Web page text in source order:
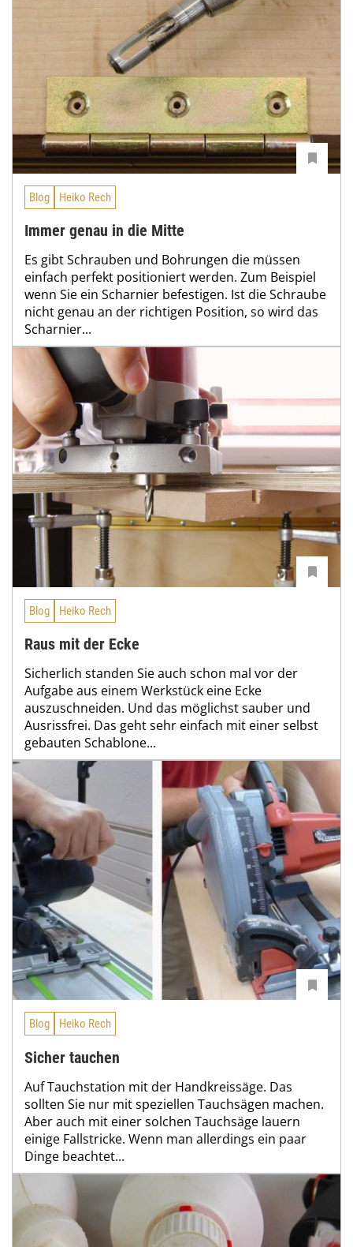
Blog Heiko Rech
Immer genau in die Mitte
Es gibt Schrauben und Bohrungen die müssen
einfach perfekt positioniert werden. Zum Beispiel
wenn Sie ein Scharnier befestigen. Ist die Schraube
nicht genau an der richtigen Position, so wird das
Scharnier...
Blog Heiko Rech
Raus mit der Ecke
Sicherlich standen Sie auch schon mal vor der
Aufgabe aus einem Werkstück eine Ecke
auszuschneiden. Und das möglichst sauber und
Ausrissfrei. Das geht sehr einfach mit einer selbst
gebauten Schablone...
Blog Heiko Rech
Sicher tauchen
Auf Tauchstation mit der Handkreissäge. Das
sollten Sie nur mit speziellen Tauchsägen machen.
Aber auch mit einer solchen Tauchsäge lauern
einige Fallstricke. Wenn man allerdings ein paar
Dinge beachtet...